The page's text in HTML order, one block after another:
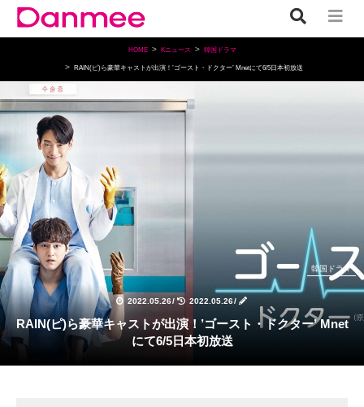
HOME Kニュース 韓国ドラマ
RAIN(ピ)ら豪華キャストが出演！’ゴースト・ドクター’ Mnetにて6/5日本初放送
2022.05.26/ 2022.05.26/
韓国ドラマ
RAIN(ピ)ら豪華キャストが出演！’ゴースト・ドクター’ Mnet
にて6/5日本初放送